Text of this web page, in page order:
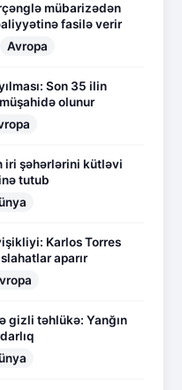
mübarizədən
fasilə verir
Avropa
Son 35 ilin
olunur
iri şəhərlərini kütləvi
tutub
Karlos Torres
aparır
gizli təhlükə: Yanğın